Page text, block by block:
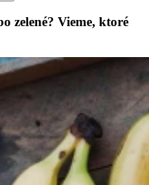
zelené? Vieme, ktoré